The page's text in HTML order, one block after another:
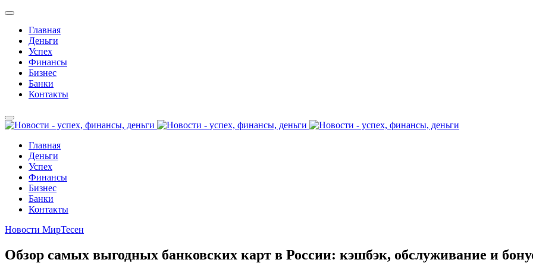
Главная
Деньги
Успех
Финансы
Бизнес
Банки
Контакты
Главная
Деньги
Успех
Финансы
Бизнес
Банки
Контакты
Новости МирТесен
Обзор самых выгодных банковских карт в России: кэшбэк, обслуживание и